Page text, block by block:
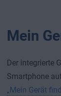
Mein
Der integrierte
Smartphone
„Mein Gerät